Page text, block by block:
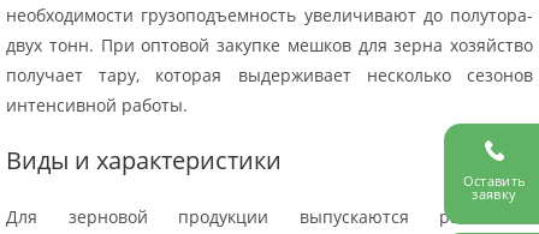
необходимости грузоподъемность увеличивают до полутора-
двух тонн. При оптовой закупке мешков для зерна хозяйство
получает тару, которая выдерживает несколько сезонов
интенсивной работы.
Виды и характеристики
Для зерновой продукции выпускаются различные
Оставить
заявку